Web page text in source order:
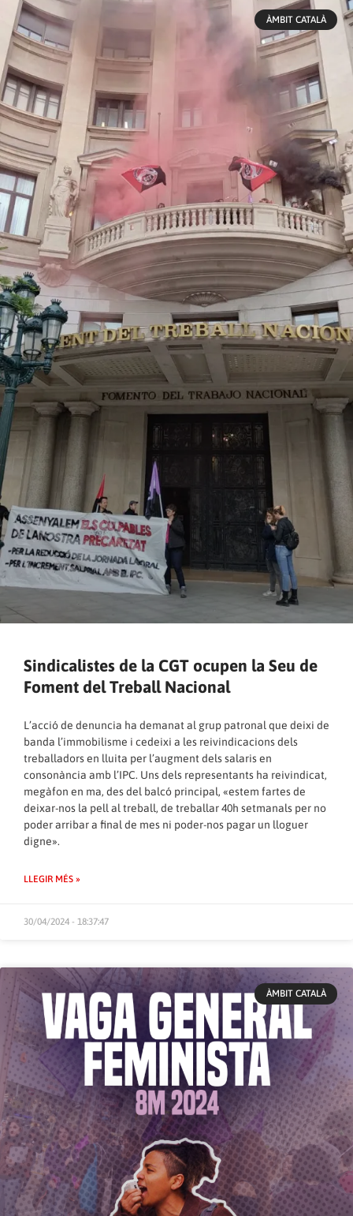
ÀMBIT CATALÀ
Sindicalistes de la CGT ocupen la Seu de
Foment del Treball Nacional
L’acció de denuncia ha demanat al grup patronal que deixi de
banda l’immobilisme i cedeixi a les reivindicacions dels
treballadors en lluita per l’augment dels salaris en
consonància amb l’IPC. Uns dels representants ha reivindicat,
megàfon en ma, des del balcó principal, «estem fartes de
deixar-nos la pell al treball, de treballar 40h setmanals per no
poder arribar a final de mes ni poder-nos pagar un lloguer
digne».
LLEGIR MÉS »
30/04/2024 - 18:37:47
ÀMBIT CATALÀ